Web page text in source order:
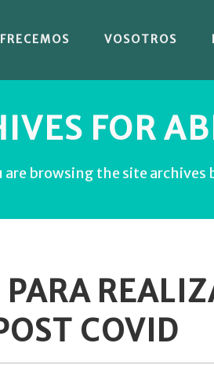
VOSOTROS
FOR
are browsing the site archives
COVID